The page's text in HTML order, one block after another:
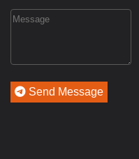
Send Message